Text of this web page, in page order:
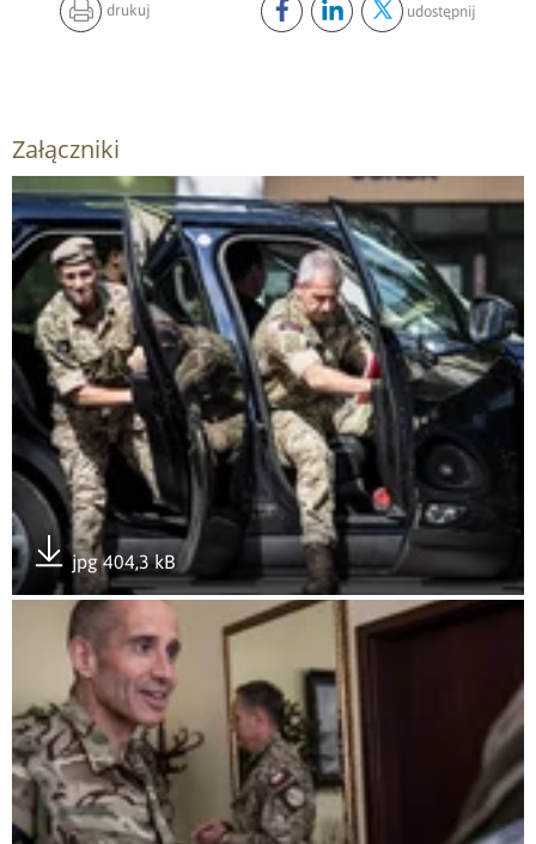
drukuj udostępnij
Załączniki
Otwórz załącznik gen bryg Simon Goldstein z wizytą w
jpg 404,3 kB
Pobierz załącznik
Otwórz załącznik gen. bryg. Simon Goldstein z wizytą w